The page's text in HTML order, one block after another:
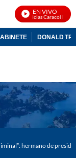
EN VIVO
Noticias Caracol En
DONALD
hermano de